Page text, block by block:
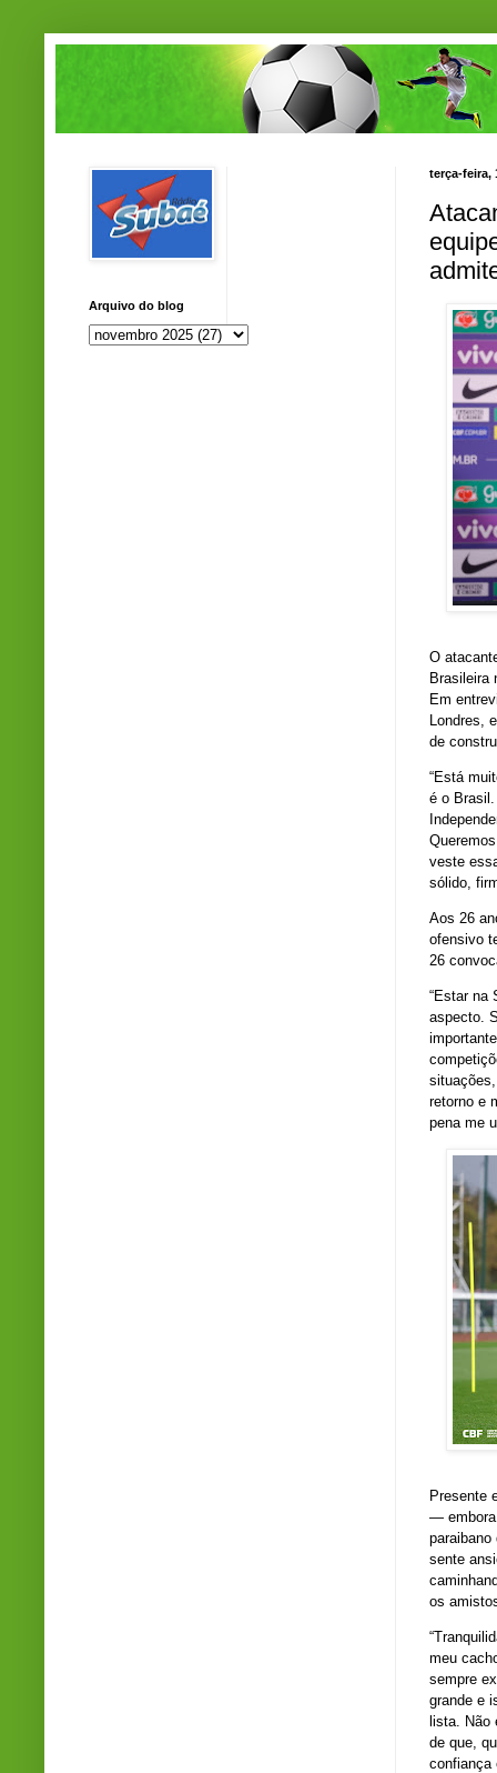
terça-feira,
O
Brasileira
Em
Londres,
de
“Está
é o
veste
sólido,
Aos 26
ofensivo
26
“Estar na
aspecto.
retorno e
pena me
Presente
— embora
paraibano
sente
os
meu
sempre
grande e
lista. Não
de que,
confiança
Arquivo do blog